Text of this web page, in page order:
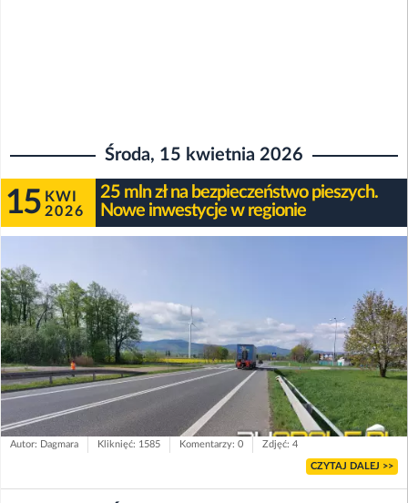
Środa, 15 kwietnia 2026
15 KWI
2026
25 mln zł na bezpieczeństwo pieszych.
Nowe inwestycje w regionie
Autor: Dagmara Kliknięć: 1585 Komentarzy: 0 Zdjęć: 4
CZYTAJ DALEJ >>